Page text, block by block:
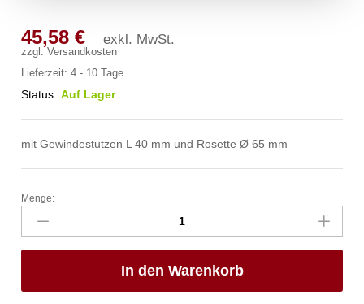
45,58€ exkl. MwSt.
zzgl.Versandkosten
Lieferzeit:4 - 10 Tage
Status: Auf Lager
mit Gewindestutzen L 40 mm und Rosette Ø 65 mm
rain
Brausearm
für
Deckenmontage
Menge:
In den Warenkorb